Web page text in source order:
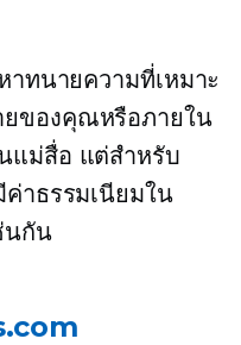
ทนายความที่เหมาะ
ของคุณหรือภายใน
แม่สื่อ แต่สำหรับ
าธรรมเนียมใน
นกัน